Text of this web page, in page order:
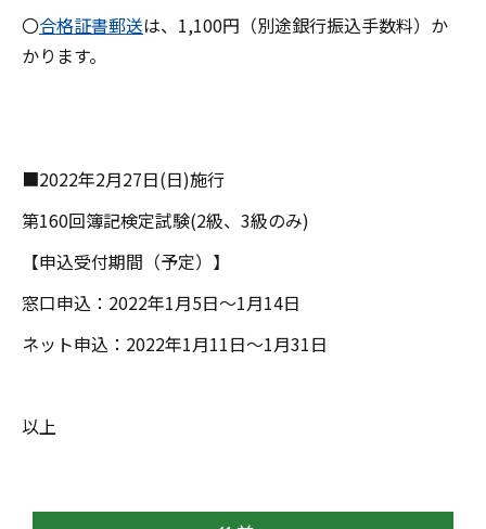
〇合格証書郵送は、1,100円（別途銀行振込手数料）か
かります。
■2022年2月27日(日)施行
第160回簿記検定試験(2級、3級のみ)
【申込受付期間（予定）】
窓口申込：2022年1月5日～1月14日
ネット申込：2022年1月11日～1月31日
以上